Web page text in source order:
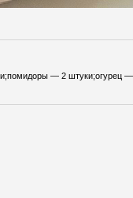
— 2